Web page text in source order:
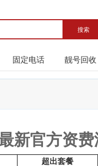
固定电话 靓号回收
新官方资费
超出套餐